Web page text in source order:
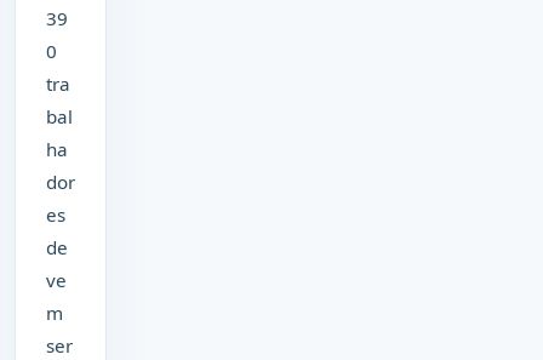
39
0
tra
bal
ha
dor
es
de
ve
m
ser